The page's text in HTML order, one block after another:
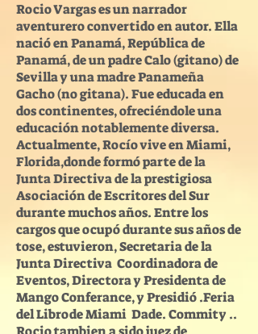
Rocio Vargas es un narrador
aventurero convertido en autor. Ella
nació en Panamá, República de
Panamá, de un padre Calo (gitano) de
Sevilla y una madre Panameña
Gacho (no gitana). Fue educada en
dos continentes, ofreciéndole una
educación notablemente diversa.
Actualmente, Rocío vive en Miami,
Florida,donde formó parte de la
Junta Directiva de la prestigiosa
Asociación de Escritores del Sur
durante muchos años. Entre los
cargos que ocupó durante sus años de
tose, estuvieron, Secretaria de la
Junta Directiva Coordinadora de
Eventos, Directora y Presidenta de
Mango Conferance, y Presidió .Feria
del Librode Miami Dade. Commity ..